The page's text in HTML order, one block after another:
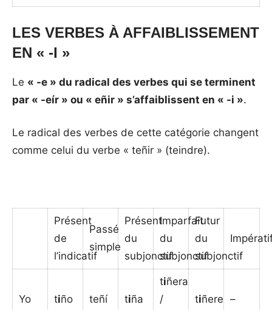
LES VERBES À AFFAIBLISSEMENT
EN « -I »
Le « -e » du radical des verbes qui se terminent
par « -eír » ou « eñir » s’affaiblissent en « -i ».
Le radical des verbes de cette catégorie changent
comme celui du verbe « teñir » (teindre).
Présent
de
l’indicatif
Passé
simple
Présent
du
subjonctif
Imparfait
du
subjonctif
Futur
du
subjonctif
Yo tiño teñí tiña
tiñera
/
tiñere –